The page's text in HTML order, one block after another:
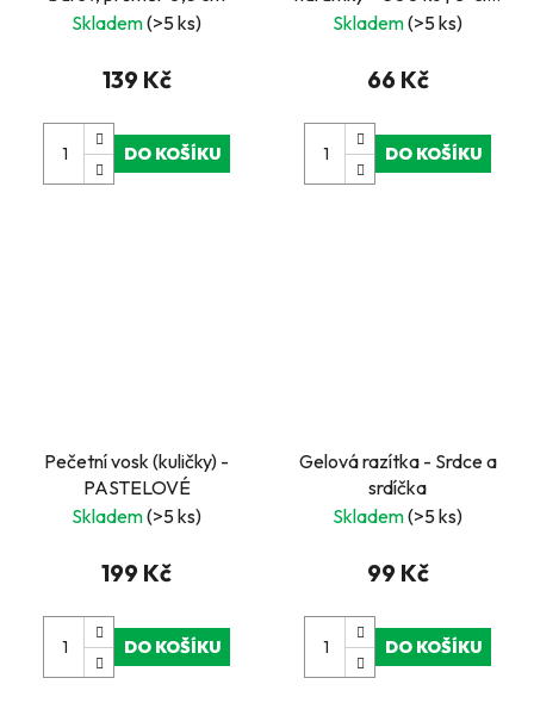
Skladem(>5 ks)
139 Kč
DO KOŠÍKU
spony a háček
Skladem(>5 ks)
66 Kč
DO KOŠÍKU
Pečetní vosk (kuličky) -
PASTELOVÉ
Skladem(>5 ks)
199 Kč
DO KOŠÍKU
Gelová razítka - Srdce a
srdíčka
Skladem(>5 ks)
99 Kč
DO KOŠÍKU